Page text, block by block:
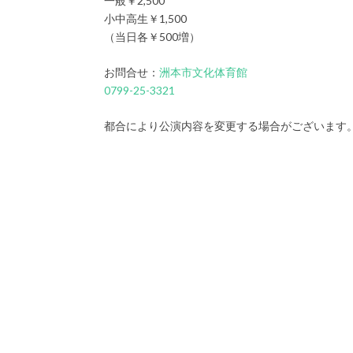
小中高生￥1,500
（当日各￥500増）
お問合せ： 洲本市文化体育館
0799-25-3321
都合により公演内容を変更する場合がございます